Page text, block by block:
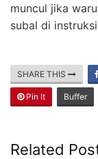
muncul jika
subal di
SHARE THIS
Pin It Buffer
Related